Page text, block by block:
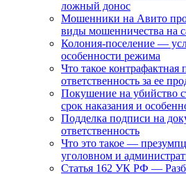
ложный донос
Мошенники на Авито
виды мошенничества на
Колония-поселение —
особенности режима
Что такое контрафактная
ответственность за ее
Покушение на убийство
срок наказания и
Подделка подписи на
ответственность
Что это такое —
уголовном и
Статья 162 УК РФ —